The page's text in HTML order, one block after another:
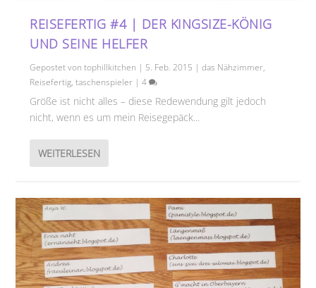
REISEFERTIG #4 | DER KINGSIZE-KÖNIG
UND SEINE HELFER
Gepostet vontophillkitchen | 5. Feb. 2015 |das Nähzimmer,
Reisefertig,taschenspieler |4
Größe ist nicht alles – diese Redewendung gilt jedoch
nicht, wenn es um mein Reisegepäck...
WEITERLESEN